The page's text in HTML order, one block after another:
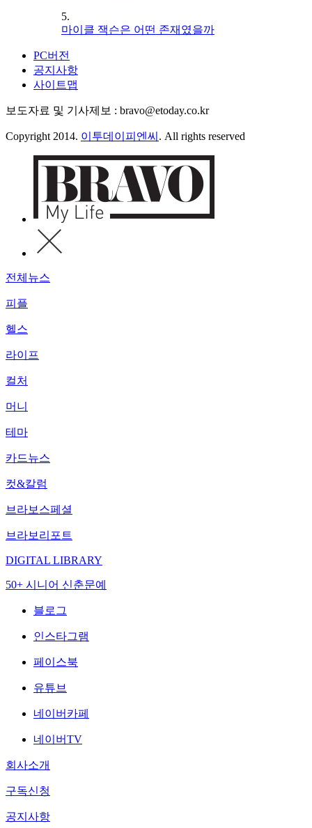
5.
마이클 잭슨은 어떤 존재였을까
PC버전
공지사항
사이트맵
보도자료 및 기사제보 : bravo@etoday.co.kr
Copyright 2014. 이투데이피엔씨 . All rights reserved
전체뉴스
피플
헬스
라이프
컬처
머니
테마
카드뉴스
컷&칼럼
브라보스페셜
브라보리포트
DIGITAL LIBRARY
50+ 시니어 신춘문예
블로그
인스타그램
페이스북
유튜브
네이버카페
네이버TV
회사소개
구독신청
공지사항